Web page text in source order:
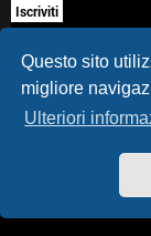
Questo sito
migliore
Ulteriori
i
s
p
o
t
Iscriviti
Casa DAG